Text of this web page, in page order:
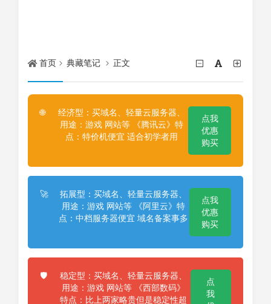
首页 典藏笔记 正文
🌐
经济型：买域名、轻量云服务器、
用途：游戏 网站等 《腾讯云》特
点：特价机便宜 适合初学者用
点我
优惠
购买
🚀
拓展型：买域名、轻量云服务器、
用途：游戏 网站等 《阿里云》特
点：中档服务器便宜 域名备案事多
点我
优惠
购买
🛡️
稳定型：买域名、轻量云服务器、
用途：游戏 网站等 《西部数码》
特点：比上两家略贵但是稳定性超
点
我